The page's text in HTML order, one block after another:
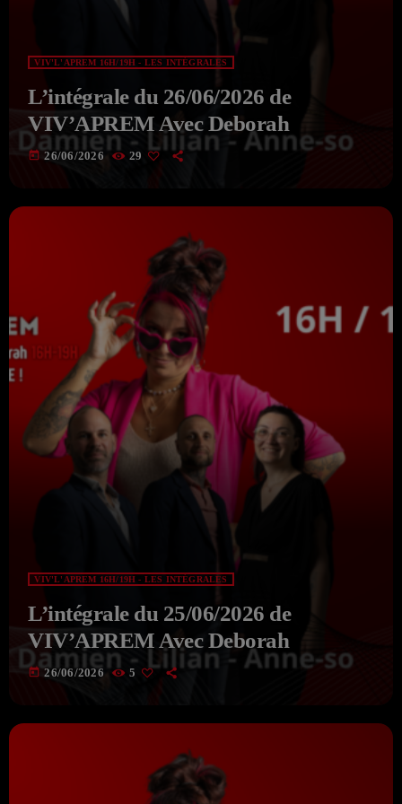
VIV'L'APREM 16H/19H - LES INTÉGRALES
L’intégrale du 26/06/2026 de
VIV’APREM Avec Deborah
today 26/06/2026 29
VIV'L'APREM 16H/19H - LES INTÉGRALES
L’intégrale du 25/06/2026 de
VIV’APREM Avec Deborah
today 26/06/2026 5